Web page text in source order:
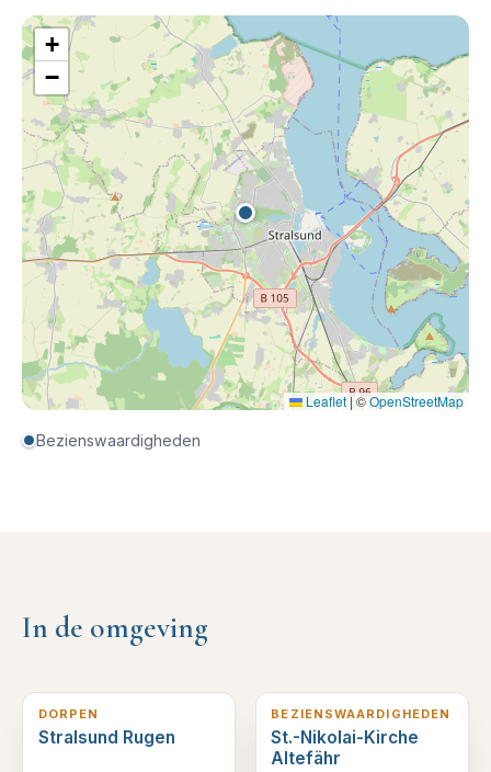
+
−
Leaflet|©OpenStreetMap
Bezienswaardigheden
In de omgeving
DORPEN
Stralsund Rugen
BEZIENSWAARDIGHEDEN
St.-Nikolai-Kirche
Altefähr